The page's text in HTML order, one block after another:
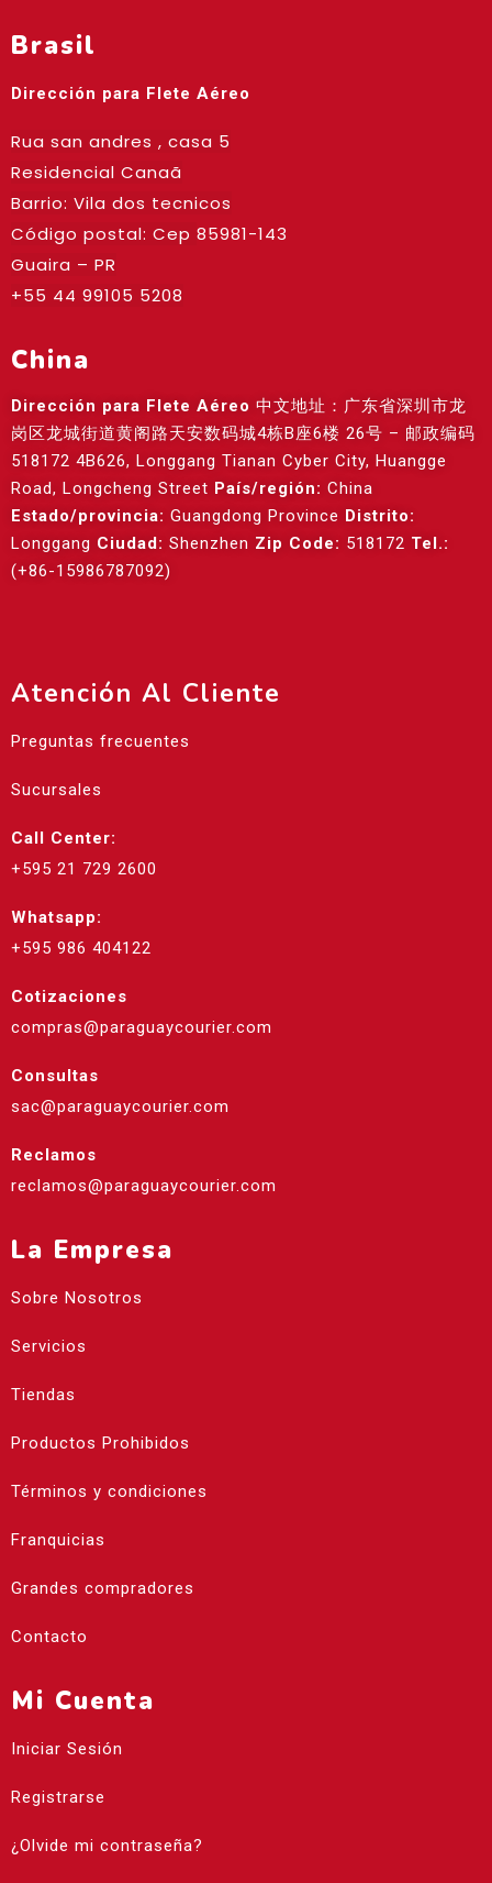
Brasil
Dirección para Flete Aéreo
Rua san andres , casa 5
Residencial Canaã
Barrio: Vila dos tecnicos
Código postal: Cep 85981-143
Guaira – PR
+55 44 99105 5208
China
Dirección para Flete Aéreo 中文地址：广东省深圳市龙
岗区龙城街道黄阁路天安数码城4栋B座6楼 26号 – 邮政编码
518172 4B626, Longgang Tianan Cyber City, Huangge
Road, Longcheng Street País/región: China
Estado/provincia: Guangdong Province Distrito:
Longgang Ciudad: Shenzhen Zip Code: 518172 Tel.:
(+86-15986787092)
Atención Al Cliente
Preguntas frecuentes
Sucursales
Call Center:
+595 21 729 2600
Whatsapp:
+595 986 404122
Cotizaciones
compras@paraguaycourier.com
Consultas
sac@paraguaycourier.com
Reclamos
reclamos@paraguaycourier.com
La Empresa
Sobre Nosotros
Servicios
Tiendas
Productos Prohibidos
Términos y condiciones
Franquicias
Grandes compradores
Contacto
Mi Cuenta
Iniciar Sesión
Registrarse
¿Olvide mi contraseña?